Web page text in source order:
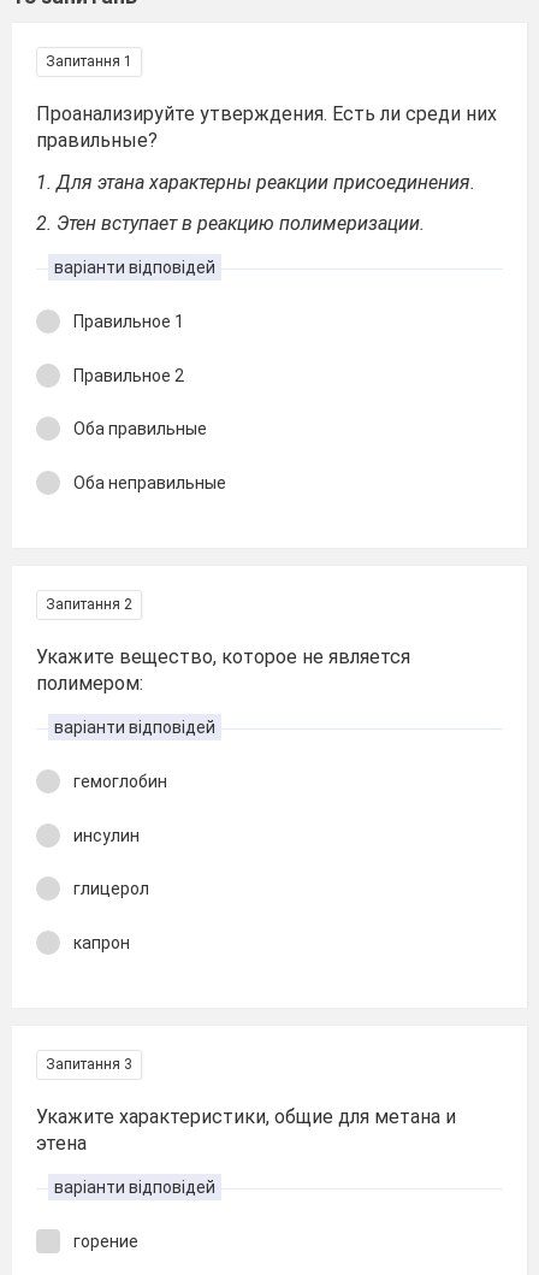
Запитання 1
Проанализируйте утверждения. Есть ли среди них
правильные?
1. Для этана характерны реакции присоединения.
2. Этен вступает в реакцию полимеризации.
варіанти відповідей
Правильное 1
Правильное 2
Оба правильные
Оба неправильные
Запитання 2
Укажите вещество, которое не является
полимером:
варіанти відповідей
гемоглобин
инсулин
глицерол
капрон
Запитання 3
Укажите характеристики, общие для метана и
этена
варіанти відповідей
горение